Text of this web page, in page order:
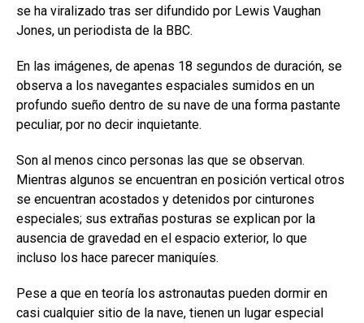
se ha viralizado tras ser difundido por Lewis Vaughan
Jones, un periodista de la BBC.
En las imágenes, de apenas 18 segundos de duración, se
observa a los navegantes espaciales sumidos en un
profundo sueño dentro de su nave de una forma pastante
peculiar, por no decir inquietante.
Son al menos cinco personas las que se observan.
Mientras algunos se encuentran en posición vertical otros
se encuentran acostados y detenidos por cinturones
especiales; sus extrañas posturas se explican por la
ausencia de gravedad en el espacio exterior, lo que
incluso los hace parecer maniquíes.
Pese a que en teoría los astronautas pueden dormir en
casi cualquier sitio de la nave, tienen un lugar especial